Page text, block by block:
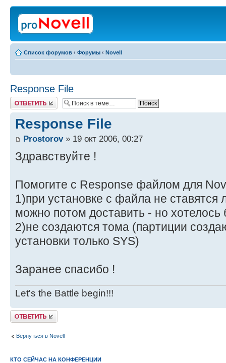
Список форумов ‹ Форумы ‹ Novell
Response File
Ответить
Response File
Prostorov» 19 окт 2006, 00:27
Здравствуйте !
Помогите с Response файлом для
1)при установке с файла не ставятся
можно потом доставить - но
2)не создаются тома (партиции
установки только SYS)
Заранее спасибо !
Let's the Battle begin!!!
Ответить
Вернуться в Novell
КТО СЕЙЧАС НА КОНФЕРЕНЦИИ